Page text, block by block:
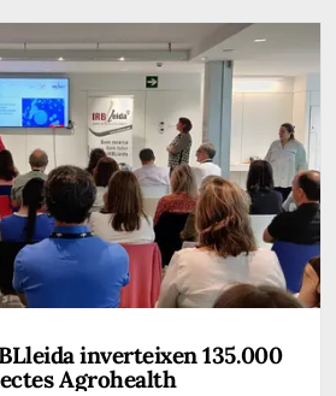
inverteixen 135.000
Agrohealth